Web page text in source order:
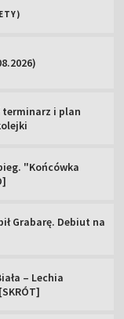
terminarz i plan
"Końcówka
Grabarę. Debiut na
– Lechia